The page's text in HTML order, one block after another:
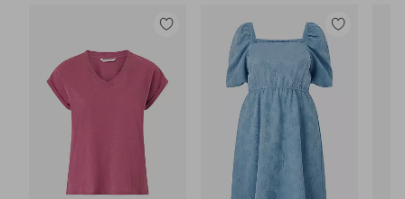
Toevoegen
favorieten
Toevoegen
aan
favorieten